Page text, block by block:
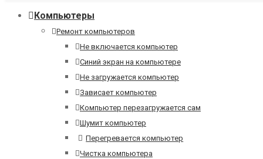
Компьютеры
Ремонт компьютеров
Не включается компьютер
Синий экран на компьютере
Не загружается компьютер
Зависает компьютер
Компьютер перезагружается сам
Шумит компьютер
Перегревается компьютер
Чистка компьютера